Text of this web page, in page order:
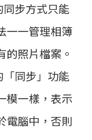
步方式只能
一一管理相簿
的照片檔案。
同步」功能
模一樣，表示
電腦中，否則